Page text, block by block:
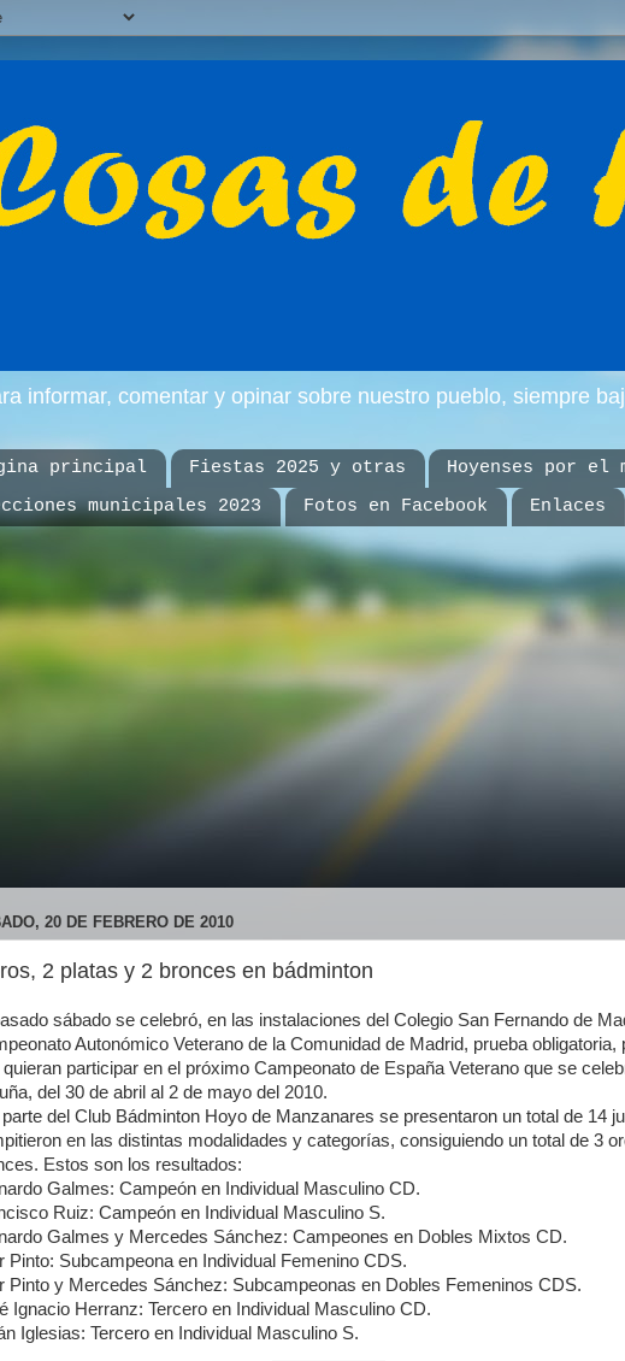
informar, comentar y opinar sobre nuestro pueblo, siempre
principal Fiestas 2025 y otras Hoyenses por el
municipales 2023
Fotos en Facebook Enlaces
20 DE FEBRERO DE 2010
2 platas y 2 bronces en bádminton
sábado se celebró, en las instalaciones del Colegio San Fernando de
Autonómico Veterano de la Comunidad de Madrid, prueba obligatoria,
quieran participar en el próximo Campeonato de España Veterano que se
del 30 de abril al 2 de mayo del 2010.
parte del Club Bádminton Hoyo de Manzanares se presentaron un total de 14
en las distintas modalidades y categorías, consiguiendo un total de 3
Estos son los resultados:
Galmes: Campeón en Individual Masculino CD.
Ruiz: Campeón en Individual Masculino S.
Galmes y Mercedes Sánchez: Campeones en Dobles Mixtos CD.
Pinto: Subcampeona en Individual Femenino CDS.
Pinto y Mercedes Sánchez: Subcampeonas en Dobles Femeninos CDS.
Ignacio Herranz: Tercero en Individual Masculino CD.
Iglesias: Tercero en Individual Masculino S.